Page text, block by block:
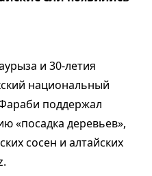
и 30-летия
национальный
поддержал
«посадка деревьев»,
сосен и алтайских